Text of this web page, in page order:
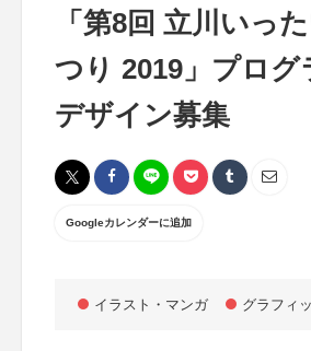
「第8回 立川いっ
つり 2019」プログ
デザイン募集
Googleカレンダーに追加
イラスト・マンガ グラフィ